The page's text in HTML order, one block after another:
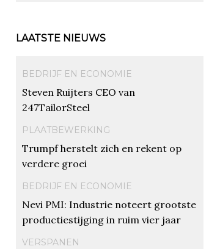
LAATSTE NIEUWS
BEDRIJF EN ECONOMIE
Steven Ruijters CEO van
247TailorSteel
PLAATBEWERKING
Trumpf herstelt zich en rekent op
verdere groei
BEDRIJF EN ECONOMIE
Nevi PMI: Industrie noteert grootste
productiestijging in ruim vier jaar
VERSPANEN